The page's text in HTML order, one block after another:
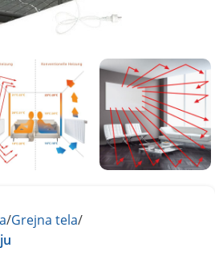
Grejna tela